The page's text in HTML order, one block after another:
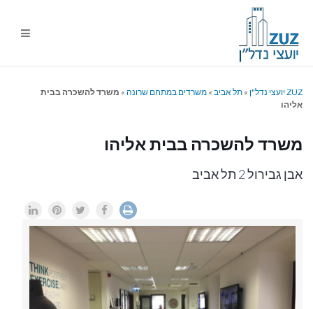
ZUZ יועצי נדל"ן » תל אביב » משרדים במתחם שרונה » משרד להשכרה בבית
אליהו
משרד להשכרה בבית אליהו
אבן גבירול 2 תל אביב